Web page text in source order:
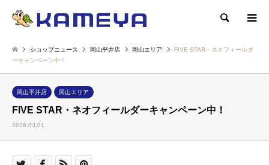
検索
ショップニュース 岡山平井店 岡山エリア
FIVE STAR・ネオフィールダ
ーキャンペーン中！
岡山平井店 岡山エリア
FIVE STAR・ネオフィールダーキャンペーン中！
2026.03.01